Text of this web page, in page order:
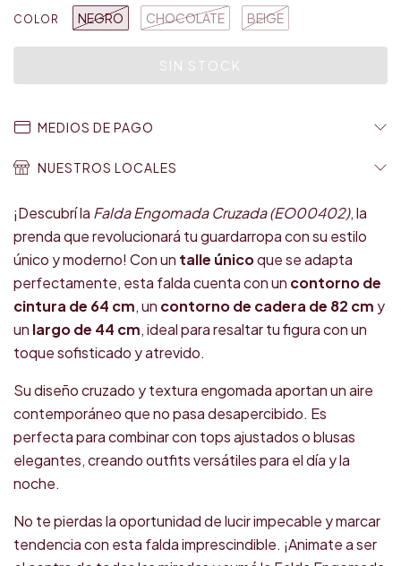
COLOR NEGRO CHOCOLATE BEIGE
MEDIOS DE PAGO
NUESTROS LOCALES
¡Descubrí la Falda Engomada Cruzada (EO00402), la
prenda que revolucionará tu guardarropa con su estilo
único y moderno! Con un talle únicoque se adapta
perfectamente, esta falda cuenta con un contorno de
cintura de 64 cm, un contorno de cadera de 82 cm y
un largo de 44 cm, ideal para resaltar tu figura con un
toque sofisticado y atrevido.
Su diseño cruzado y textura engomada aportan un aire
contemporáneo que no pasa desapercibido. Es
perfecta para combinar con tops ajustados o blusas
elegantes, creando outfits versátiles para el día y la
noche.
No te pierdas la oportunidad de lucir impecable y marcar
tendencia con esta falda imprescindible. ¡Animate a ser